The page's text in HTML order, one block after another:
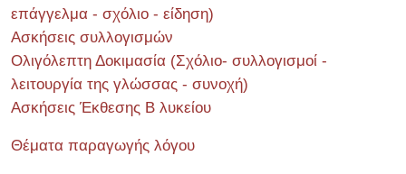
επάγγελμα - σχόλιο - είδηση)
Ασκήσεις συλλογισμών
Ολιγόλεπτη Δοκιμασία (Σχόλιο- συλλογισμοί -
λειτουργία της γλώσσας - συνοχή)
Ασκήσεις Έκθεσης Β λυκείου
Θέματα παραγωγής λόγου